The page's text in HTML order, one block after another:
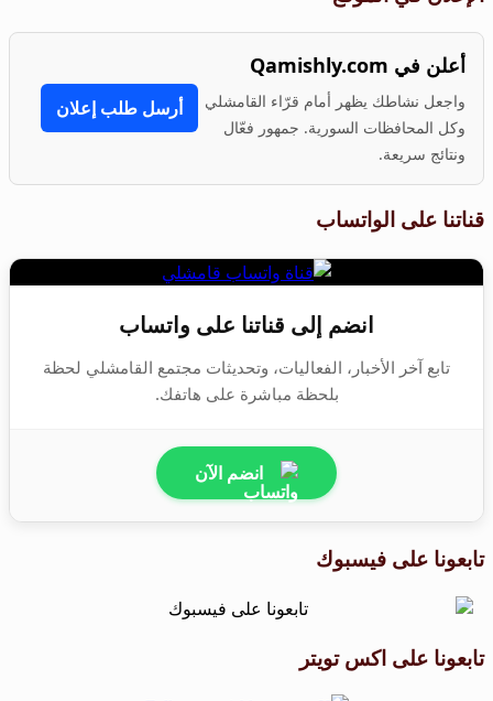
أعلن في Qamishly.com
واجعل نشاطك يظهر أمام قرّاء القامشلي
وكل المحافظات السورية. جمهور فعّال
ونتائج سريعة.
أرسل طلب إعلان
قناتنا على الواتساب
انضم إلى قناتنا على واتساب
تابع آخر الأخبار، الفعاليات، وتحديثات مجتمع القامشلي لحظة
بلحظة مباشرة على هاتفك.
انضم الآن
تابعونا على فيسبوك
تابعونا على اكس تويتر